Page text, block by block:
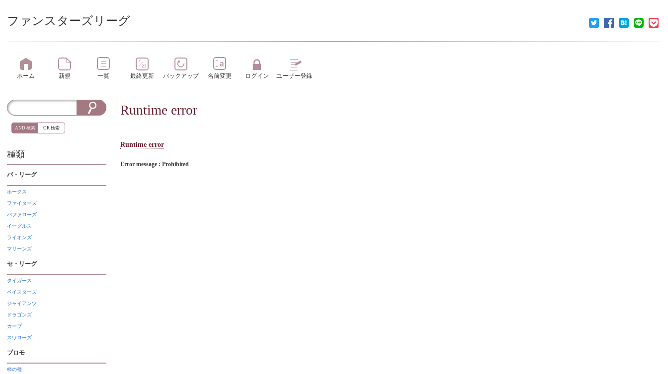
ファンスターズリーグ
ホーム 新規 一覧 最終更新 バックアップ 名前変更 ログイン ユーザー登録
Runtime error
Runtime error
Error message : Prohibited
AND 検索 OR 検索
種類
パ・リーグ
ホークス
ファイターズ
バファローズ
イーグルス
ライオンズ
マリーンズ
セ・リーグ
タイガース
ベイスターズ
ジャイアンツ
ドラゴンズ
カープ
スワローズ
プロモ
柿の種